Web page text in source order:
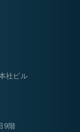
社ビル
9階